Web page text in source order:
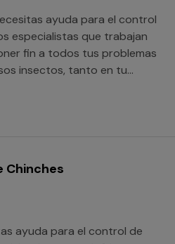
ayuda para el control
especialistas que trabajan
fin a todos tus problemas
insectos, tanto en tu
Chinches
ayuda para el control de